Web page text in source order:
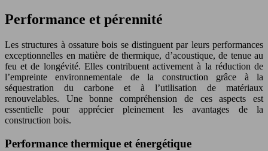
Performance et pérennité
Les structures à ossature bois se distinguent par leurs performances
exceptionnelles en matière de thermique, d’acoustique, de tenue au
feu et de longévité. Elles contribuent activement à la réduction de
l’empreinte environnementale de la construction grâce à la
séquestration du carbone et à l’utilisation de matériaux
renouvelables. Une bonne compréhension de ces aspects est
essentielle pour apprécier pleinement les avantages de la
construction bois.
Performance thermique et énergétique